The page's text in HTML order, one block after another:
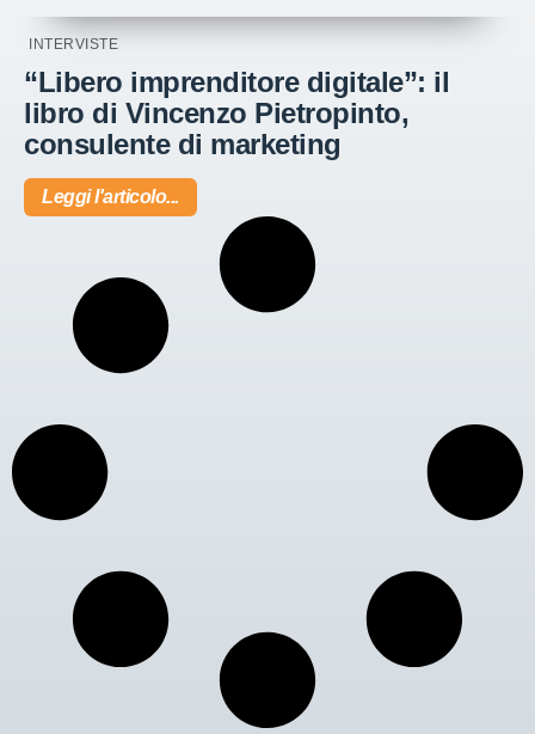
INTERVISTE
“Libero imprenditore digitale”: il
libro di Vincenzo Pietropinto,
consulente di marketing
Leggi l'articolo...